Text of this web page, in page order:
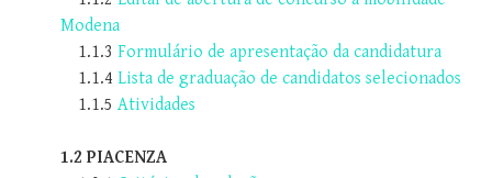
Modena
1.1.3 Formulário de apresentação da candidatura
1.1.4 Lista de graduação de candidatos selecionados
1.1.5 Atividades
1.2 PIACENZA